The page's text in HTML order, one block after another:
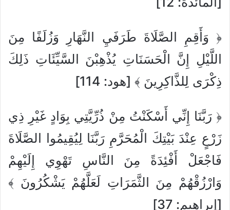
﴿ وَأَقِمِ الصَّلَاةَ طَرَفَيِ النَّهَارِ وَزُلَفًا مِنَ
اللَّيْلِ إِنَّ الْحَسَنَاتِ يُذْهِبْنَ السَّيِّئَاتِ ذَلِكَ
ذِكْرَى لِلذَّاكِرِينَ ﴾ [هود: 114]
﴿ رَبَّنَا إِنِّي أَسْكَنْتُ مِنْ ذُرِّيَّتِي بِوَادٍ غَيْرِ ذِي
زَرْعٍ عِنْدَ بَيْتِكَ الْمُحَرَّمِ رَبَّنَا لِيُقِيمُوا الصَّلَاةَ
فَاجْعَلْ أَفْئِدَةً مِنَ النَّاسِ تَهْوِي إِلَيْهِمْ
وَارْزُقْهُمْ مِنَ الثَّمَرَاتِ لَعَلَّهُمْ يَشْكُرُونَ ﴾
[إبراهيم: 37]